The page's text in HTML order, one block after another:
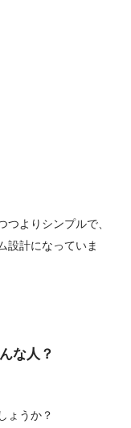
つよりシンプルで、
設計になっていま
な人？
ょうか？